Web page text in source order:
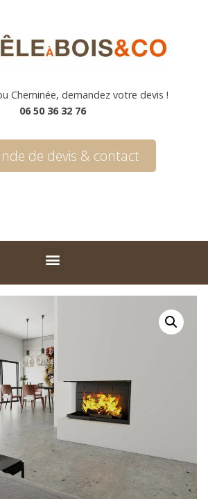
Cheminée, demandez votre devis !
06 50 36 32 76
de devis & contact